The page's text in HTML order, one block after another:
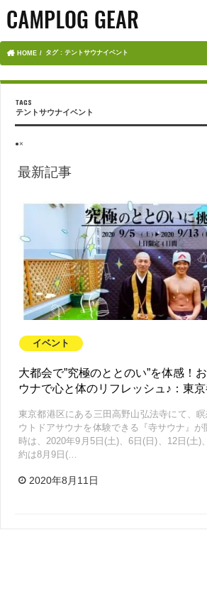
HOME タグ : テントサウナイベント
テントサウナイベント
●×
最新記事
イベント
大都会で”究極のととのい”を体感！
ウナで心と体のリフレッシュ♪：東
東京都港区にある三田高野山弘法寺にて、
ウトドアサウナを体験できる『寺サウナ』が
時は、2020年9月5日(土)、6日(日)、12日(土)
約は8月9日(…
2020年8月11日